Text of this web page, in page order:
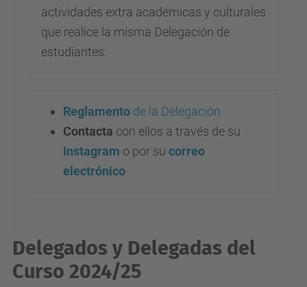
actividades extra académicas y culturales
que realice la misma Delegación de
estudiantes.
Reglamento de la Delegación
Contacta con ellos a través de su
Instagram o por su correo
electrónico
Delegados y Delegadas del
Curso 2024/25